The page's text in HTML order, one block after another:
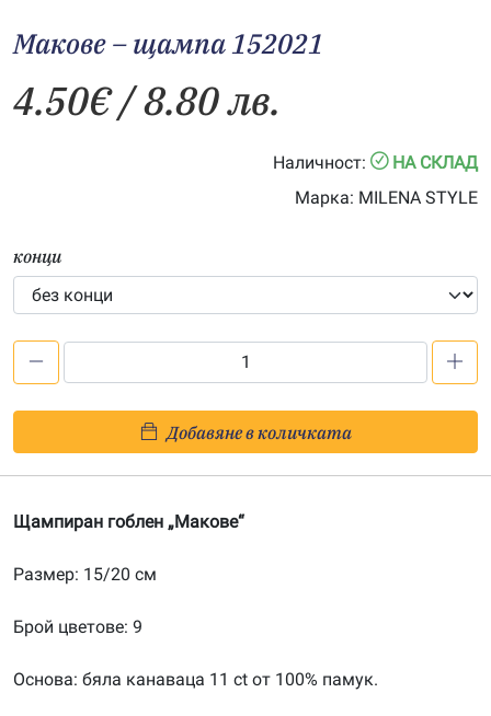
Макове – щампа 152021
4.50€/ 8.80 лв.
Наличност:
НА СКЛАД
Марка: MILENA STYLE
конци
–
щампа
Добавяне в количката
Щампиран гоблен „Макове“
Размер: 15/20 см
Брой цветове: 9
Основа: бяла канаваца 11 ct от 100% памук.